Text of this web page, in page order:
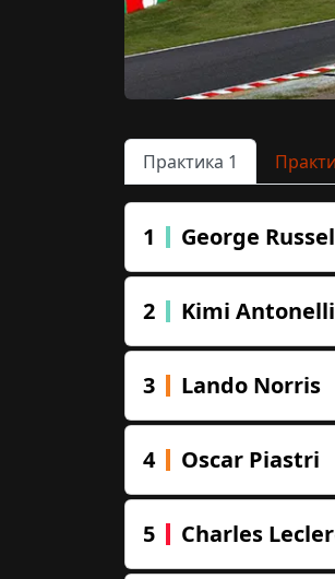
Практика 1
1 George
2 Kimi Antonelli
3 Lando Norris
4 Oscar Piastri
5 Charles